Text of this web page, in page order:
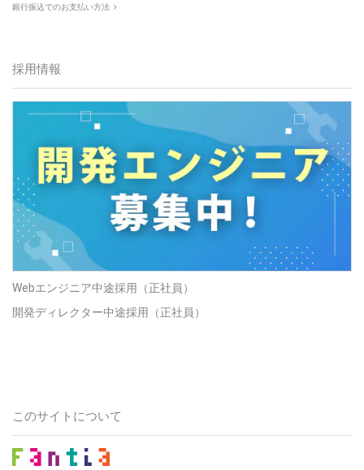
銀行振込でのお支払い方法
採用情報
Webエンジニア中途採用（正社員）
開発ディレクター中途採用（正社員）
このサイトについて